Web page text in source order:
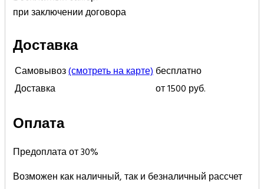
при заключении договора
Доставка
Самовывоз(смотреть на карте)бесплатно
Доставка
от 1500 руб.
Оплата
Предоплата от 30%
Возможен как наличный, так и безналичный рассчет